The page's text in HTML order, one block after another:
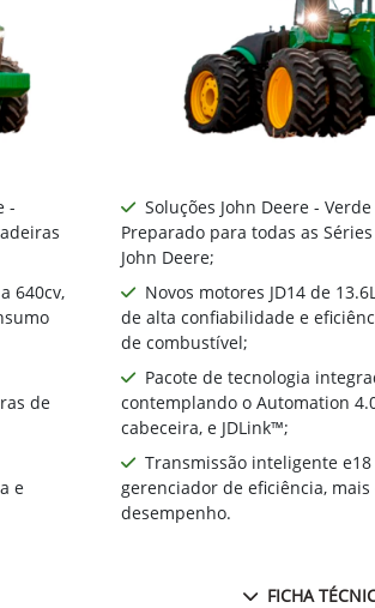
-
640cv,
de
e
Soluções John Deere -
Preparado para todas as
John Deere;
Novos motores JD14 de
de alta confiabilidade e
de combustível;
Pacote de tecnologia
contemplando o Automation
cabeceira, e JDLink™;
Transmissão inteligente e18
gerenciador de eficiência,
desempenho.
FICHA